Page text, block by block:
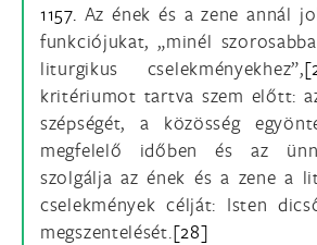
1157. Az ének és a zene annál
funkciójukat, „minél
liturgikus cselekményekhez”,
kritériumot tartva szem előtt:
szépségét, a közösség
megfelelő időben és az
szolgálja az ének és a zene a
cselekmények célját: Isten
megszentelését.[28]